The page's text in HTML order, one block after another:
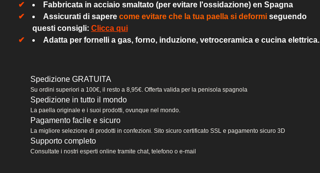
Fabbricata in acciaio smaltato (per evitare l'ossidazione) en Spagna
Assicurati di sapere come evitare che la tua paella si deformi seguendo
questi consigli: Clicca qui
Adatta per fornelli a gas, forno, induzione, vetroceramica e cucina elettrica.
Spedizione GRATUITA
Su ordini superiori a 100€, il resto a 8,95€. Offerta valida per la penisola spagnola
Spedizione in tutto il mondo
La paella originale e i suoi prodotti, ovunque nel mondo.
Pagamento facile e sicuro
La migliore selezione di prodotti in confezioni. Sito sicuro certificato SSL e pagamento sicuro 3D
Supporto completo
Consultate i nostri esperti online tramite chat, telefono o e-mail